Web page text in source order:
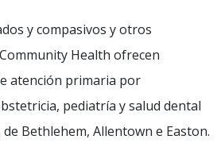
y compasivos y otros
Health ofrecen
atención primaria por
pediatría y salud dental
Bethlehem, Allentown e Easton.